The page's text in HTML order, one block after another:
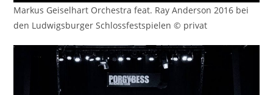
Markus Geiselhart Orchestra feat. Ray Anderson 2016 bei
den Ludwigsburger Schlossfestspielen © privat